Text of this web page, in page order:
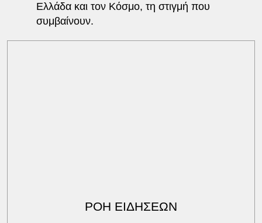
Ελλάδα και τον Κόσμο, τη στιγμή που
συμβαίνουν.
ΡΟΗ ΕΙΔΗΣΕΩΝ